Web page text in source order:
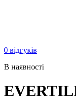
0 відгуків
В наявності